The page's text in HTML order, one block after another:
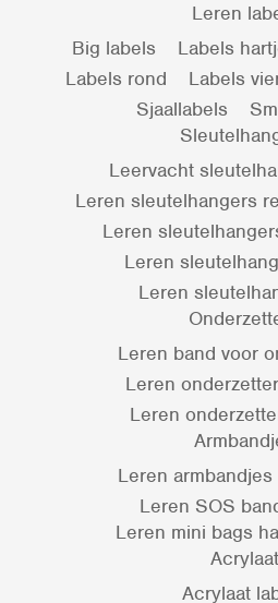
Leren
Big labels
Labels
Labels rond
Labels
Sjaallabels
Leervacht
Leren sleutelhangers
Leren
Leren
Leren
Leren band voor
Leren
Leren
Leren
Leren SOS
Leren mini bags
Acrylaat
Acrylaat